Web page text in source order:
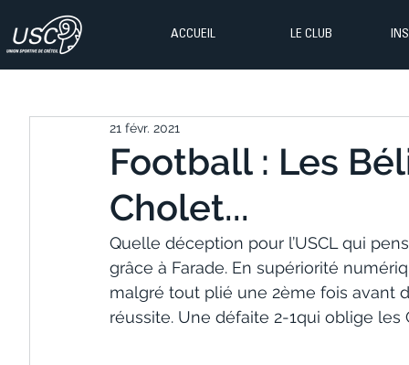
ACCUEIL LE CLUB
Football : Les
Cholet...
21 févr. 2021
Quelle déception pour l’USCL qui
grâce à Farade. En supériorité
malgré tout plié une 2ème fois avant
réussite. Une défaite 2-1qui oblige les